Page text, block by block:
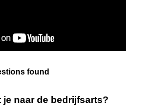
found
je naar de bedrijfsarts?